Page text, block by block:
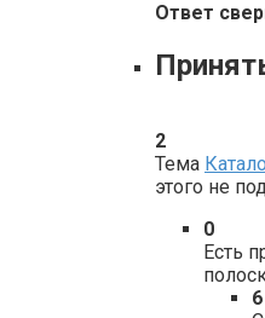
Ответ
2
Тема
этого не
0
Есть
6